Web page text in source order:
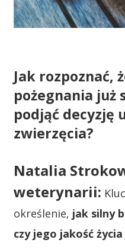
Jak rozpoznać,
pożegnania już
podjąć decyzję
zwierzęcia?
Natalia
weterynarii:
określenie, jak silny
czy jego jakość